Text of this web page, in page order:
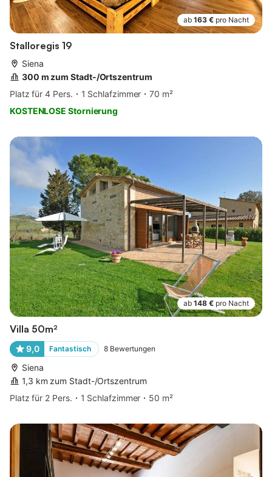
ab 163 € pro Nacht
Stalloregis 19
Siena
300 m zum Stadt-/Ortszentrum
Platz für 4 Pers.
1 Schlafzimmer
70 m²
KOSTENLOSE Stornierung
ab 148 € pro Nacht
Villa 50m²
9,0 Fantastisch 8 Bewertungen
Siena
1,3 km zum Stadt-/Ortszentrum
Platz für 2 Pers.
1 Schlafzimmer 50 m²